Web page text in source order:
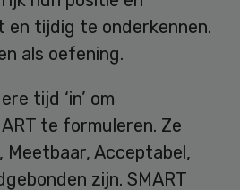
en tijdig te onderkennen.
als oefening.
tijd ‘in’ om
te formuleren. Ze
Meetbaar, Acceptabel,
zijn. SMART